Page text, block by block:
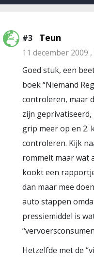
#3 Teun
11 december 2009 ,
Goed stuk, een
boek “Niemand
controleren, maar
zijn
grip meer op en 2.
controleren. Kijk
rommelt maar wat
kookt een
dan maar mee
auto stappen
pressiemiddel is
Hetzelfde met de